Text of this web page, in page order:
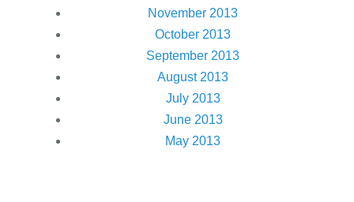
November 2013
October 2013
September 2013
August 2013
July 2013
June 2013
May 2013